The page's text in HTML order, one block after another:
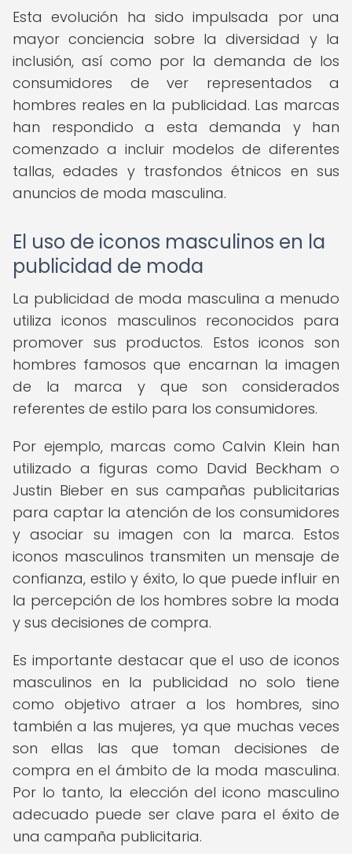
Esta evolución ha sido impulsada por una
mayor conciencia sobre la diversidad y la
inclusión, así como por la demanda de los
consumidores de ver representados a
hombres reales en la publicidad. Las marcas
han respondido a esta demanda y han
comenzado a incluir modelos de diferentes
tallas, edades y trasfondos étnicos en sus
anuncios de moda masculina.
El uso de iconos masculinos en la
publicidad de moda
La publicidad de moda masculina a menudo
utiliza iconos masculinos reconocidos para
promover sus productos. Estos iconos son
hombres famosos que encarnan la imagen
de la marca y que son considerados
referentes de estilo para los consumidores.
Por ejemplo, marcas como Calvin Klein han
utilizado a figuras como David Beckham o
Justin Bieber en sus campañas publicitarias
para captar la atención de los consumidores
y asociar su imagen con la marca. Estos
iconos masculinos transmiten un mensaje de
confianza, estilo y éxito, lo que puede influir en
la percepción de los hombres sobre la moda
y sus decisiones de compra.
Es importante destacar que el uso de iconos
masculinos en la publicidad no solo tiene
como objetivo atraer a los hombres, sino
también a las mujeres, ya que muchas veces
son ellas las que toman decisiones de
compra en el ámbito de la moda masculina.
Por lo tanto, la elección del icono masculino
adecuado puede ser clave para el éxito de
una campaña publicitaria.